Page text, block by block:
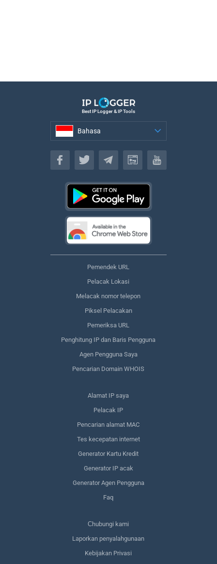
Best IP Logger & IP Tools
Bahasa
Bahasa
Pemendek URL
Pelacak Lokasi
Melacak nomor telepon
Piksel Pelacakan
Pemeriksa URL
Penghitung IP dan Baris Pengguna
Agen Pengguna Saya
Pencarian Domain WHOIS
Alamat IP saya
Pelacak IP
Pencarian alamat MAC
Tes kecepatan internet
Generator Kartu Kredit
Generator IP acak
Generator Agen Pengguna
Faq
Сhubungi kami
Laporkan penyalahgunaan
Kebijakan Privasi